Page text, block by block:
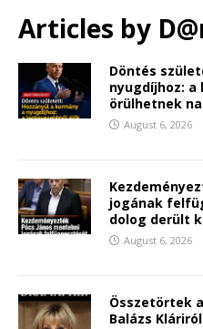
Articles by
Döntés
nyugdíjhoz: a
örülhetnek
August 6, 2026
jogának
dolog derült
August 6, 2026
Összetörtek
Balázs Kláriról